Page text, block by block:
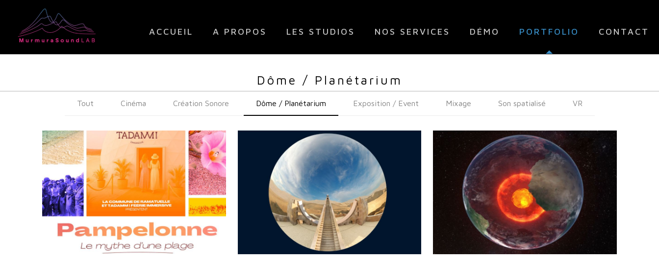
ACCUEIL A PROPOS LES STUDIOS NOS SERVICES DÉMO PORTFOLIO CONTACT
Dôme / Planétarium
Tout Cinéma Création Sonore Dôme / Planétarium Exposition / Event Mixage Son spatialisé VR